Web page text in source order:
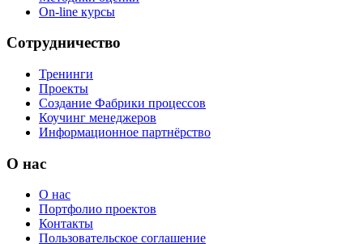
On-line курсы
Сотрудничество
Тренинги
Проекты
Создание Фабрики процессов
Коучинг менеджеров
Информационное партнёрство
О нас
О нас
Портфолио проектов
Контакты
Пользовательское соглашение